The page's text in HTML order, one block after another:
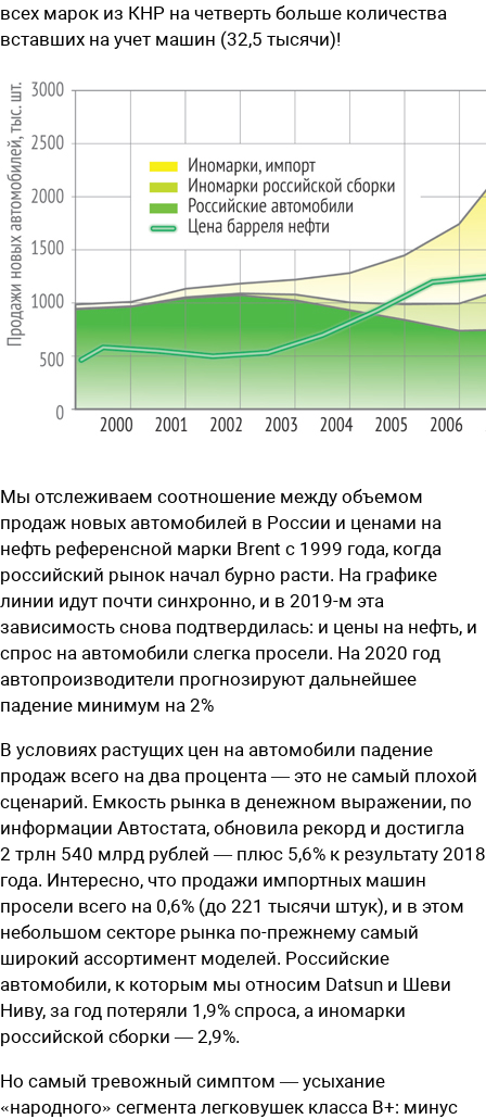
всех марок из КНР на четверть больше количества
вставших на учет машин (32,5 тысячи)!
Мы отслеживаем соотношение между объемом
продаж новых автомобилей в России и ценами на
нефть референсной марки Brent с 1999 года, когда
российский рынок начал бурно расти. На графике
линии идут почти синхронно, и в 2019-м эта
зависимость снова подтвердилась: и цены на нефть, и
спрос на автомобили слегка просели. На 2020 год
автопроизводители прогнозируют дальнейшее
падение минимум на 2%
В условиях растущих цен на автомобили падение
продаж всего на два процента — это не самый плохой
сценарий. Емкость рынка в денежном выражении, по
информации Автостата, обновила рекорд и достигла
2 трлн 540 млрд рублей — плюс 5,6% к результату 2018
года. Интересно, что продажи импортных машин
просели всего на 0,6% (до 221 тысячи штук), и в этом
небольшом секторе рынка по-прежнему самый
широкий ассортимент моделей. Российские
автомобили, к которым мы относим Datsun и Шеви
Ниву, за год потеряли 1,9% спроса, а иномарки
российской сборки — 2,9%.
Но самый тревожный симптом — усыхание
«народного» сегмента легковушек класса B+: минус